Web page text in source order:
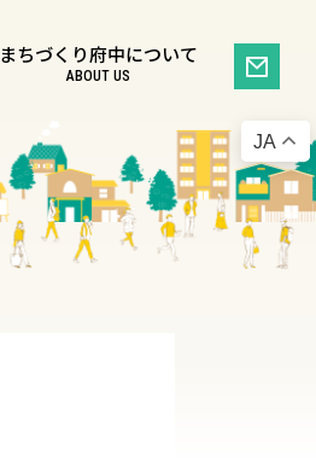
まちづくり府中について
ABOUT US
JA